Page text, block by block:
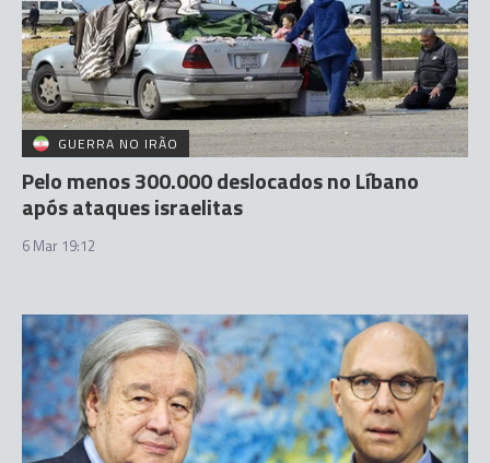
GUERRA NO IRÃO
Pelo menos 300.000 deslocados no Líbano
após ataques israelitas
6 Mar 19:12